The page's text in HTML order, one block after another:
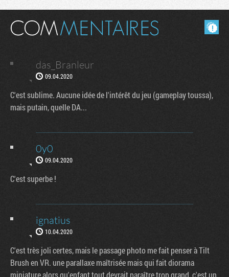
Masquer les commentaires lus.
das_Branleur
09.04.2020
C'est sublime. Aucune idée de l'intérêt du jeu (gameplay toussa),
mais putain, quelle DA...
0y0
09.04.2020
C'est superbe !
ignatius
10.04.2020
C'est très joli certes, mais le passage photo me fait penser à Tilt
Brush en VR. une parallaxe maîtrisée mais qui fait diorama
miniature alors qu'enfant tout devrait paraître trop grand, c'est un